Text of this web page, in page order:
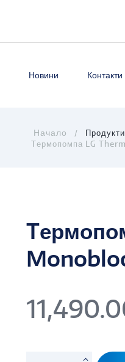
Новини Контакти
Продукти
Tермопомпа LG